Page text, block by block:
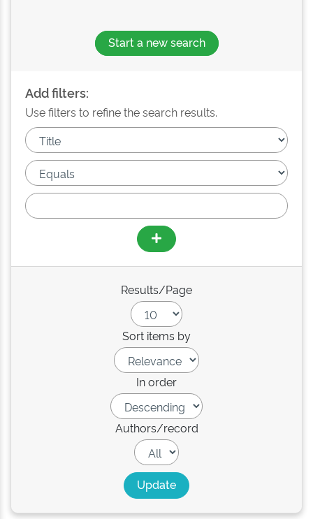
Start a new search
Add filters:
Use filters to refine the search results.
Results/Page
Sort items by
In order
Authors/record